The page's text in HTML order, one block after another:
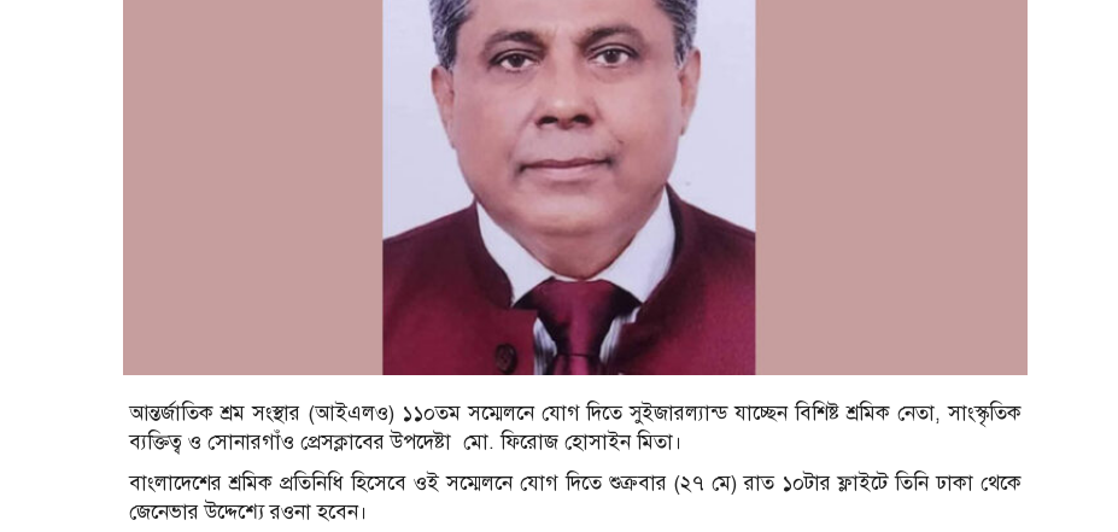
আন্তর্জাতিক শ্রম সংস্থার (আইএলও) ১১০তম সম্মেলনে যোগ দিতে সুইজারল্যান্ড যাচ্ছেন বিশিষ্ট শ্রমিক নেতা, সাংস্কৃতিক
ব্যক্তিত্ব ও সোনারগাঁও প্রেসক্লাবের উপদেষ্টা মো. ফিরোজ হোসাইন মিতা।
বাংলাদেশের শ্রমিক প্রতিনিধি হিসেবে ওই সম্মেলনে যোগ দিতে শুক্রবার (২৭ মে) রাত ১০টার ফ্লাইটে তিনি ঢাকা থেকে
জেনেভার উদ্দেশ্যে রওনা হবেন।